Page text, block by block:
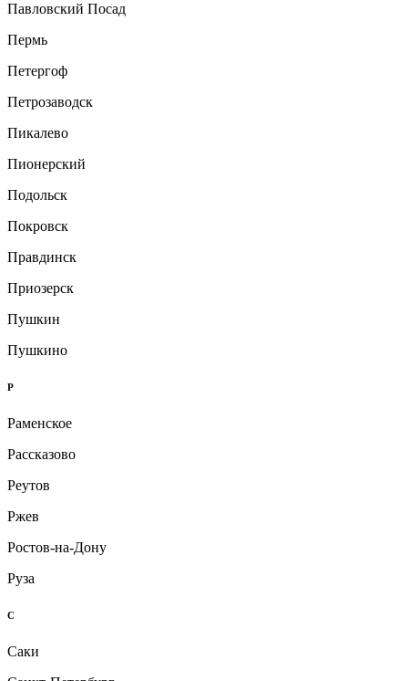
Павловский Посад
Пермь
Петергоф
Петрозаводск
Пикалево
Пионерский
Подольск
Покровск
Правдинск
Приозерск
Пушкин
Пушкино
Р
Раменское
Рассказово
Реутов
Ржев
Ростов-на-Дону
Руза
С
Саки